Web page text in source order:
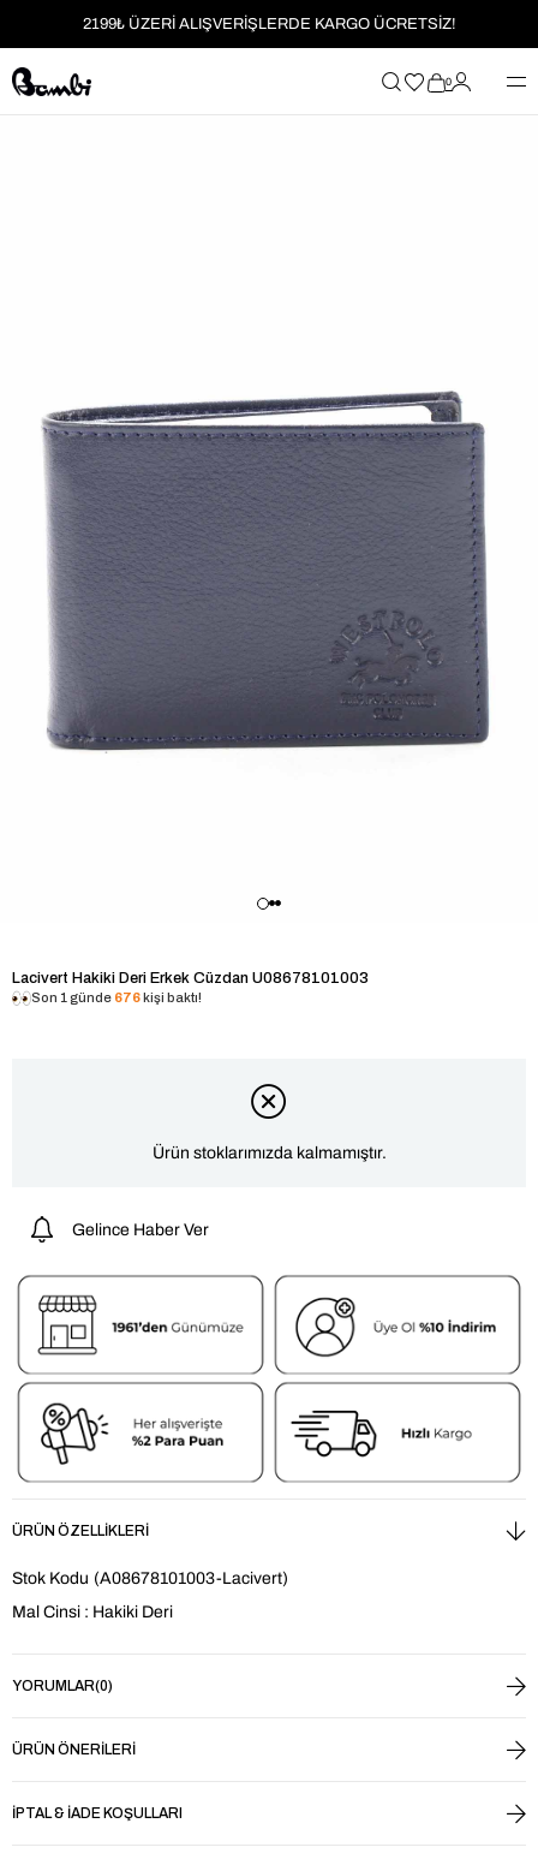
2199₺ ÜZERİ ALIŞVERİŞLERDE KARGO ÜCRETSİZ!
MOBİL UYGULAMAYA ÖZEL İLK ALIŞVERİŞİNİZE %5 İNDİRİM
0
Lacivert Hakiki Deri Erkek Cüzdan U08678101003
Son 1 günde 676kişi baktı!
Ürün stoklarımızda kalmamıştır.
Gelince Haber Ver
ÜRÜN ÖZELLIKLERI
Stok Kodu (A08678101003-Lacivert)
Mal Cinsi : Hakiki Deri
YORUMLAR(0)
ÜRÜN ÖNERILERI
İPTAL & İADE KOŞULLARI